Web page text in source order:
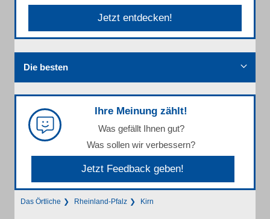
Jetzt entdecken!
Die besten
Ihre Meinung zählt!
Was gefällt Ihnen gut?
Was sollen wir verbessern?
Jetzt Feedback geben!
Das Örtliche Rheinland-Pfalz Kirn